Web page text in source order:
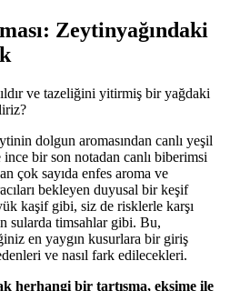
Zeytinyağındaki
ve tazeliğini yitirmiş bir yağdaki
dolgun aromasından canlı yeşil
bir son notadan canlı biberimsi
çok sayıda enfes aroma ve
bekleyen duyusal bir keşif
kaşif gibi, siz de risklerle karşı
sularda timsahlar gibi. Bu,
en yaygın kusurlara bir giriş
ve nasıl fark edilecekleri.
herhangi bir tartışma, ekşime ile